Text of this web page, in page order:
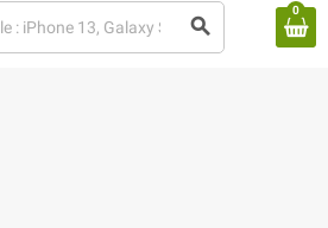
search
0